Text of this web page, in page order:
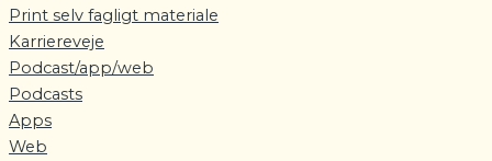
Print selv fagligt materiale
Karriereveje
Podcast/app/web
Podcasts
Apps
Web